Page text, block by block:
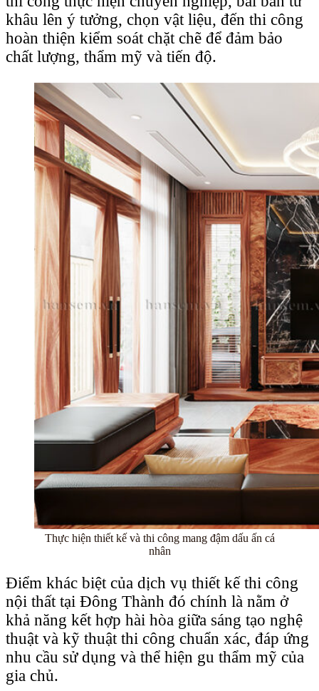
khâu lên ý tưởng, chọn vật liệu, đến thi công
hoàn thiện kiểm soát chặt chẽ để đảm bảo
chất lượng, thẩm mỹ và tiến độ.
Thực hiện thiết kế và thi công mang đậm dấu ấn cá
nhân
Điểm khác biệt của dịch vụ thiết kế thi công
nội thất tại Đông Thành đó chính là nằm ở
khả năng kết hợp hài hòa giữa sáng tạo nghệ
thuật và kỹ thuật thi công chuẩn xác, đáp ứng
nhu cầu sử dụng và thể hiện gu thẩm mỹ của
gia chủ.